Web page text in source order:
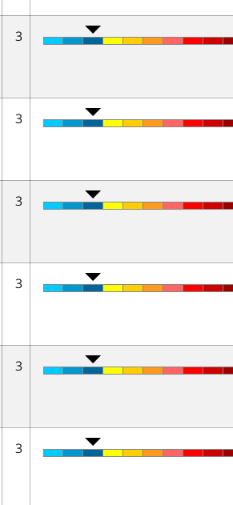
3
3
3
3
3
3